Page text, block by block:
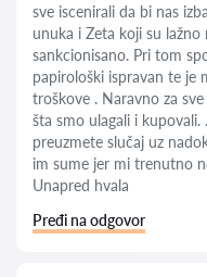
sve iscenirali da bi nas
unuka i Zeta koji su lažno
sankcionisano. Pri tom
papirološki ispravan te je
troškove . Naravno za
šta smo ulagali i
preuzmete slučaj uz
im sume jer mi trenutno
Unapred hvala
Pređi na odgovor